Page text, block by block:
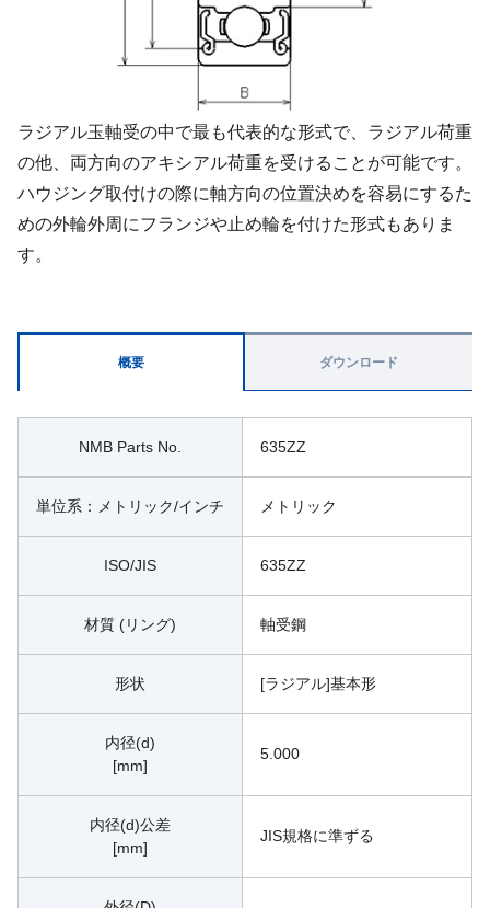
ラジアル玉軸受の中で最も代表的な形式で、ラジアル荷重
の他、両方向のアキシアル荷重を受けることが可能です。
ハウジング取付けの際に軸方向の位置決めを容易にするた
めの外輪外周にフランジや止め輪を付けた形式もありま
す。
概要
NMB Parts No. 635ZZ
単位系：メトリック/インチ メトリック
ISO/JIS 635ZZ
材質 (リング) 軸受鋼
形状 [ラジアル]基本形
内径(d)
[mm]
5.000
内径(d)公差
[mm]
JIS規格に準ずる
ダウンロード